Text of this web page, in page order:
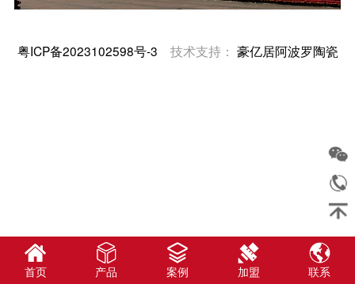
粤ICP备2023102598号-3 技术支持： 豪亿居阿波罗陶瓷
首页 产品 案例 加盟 联系